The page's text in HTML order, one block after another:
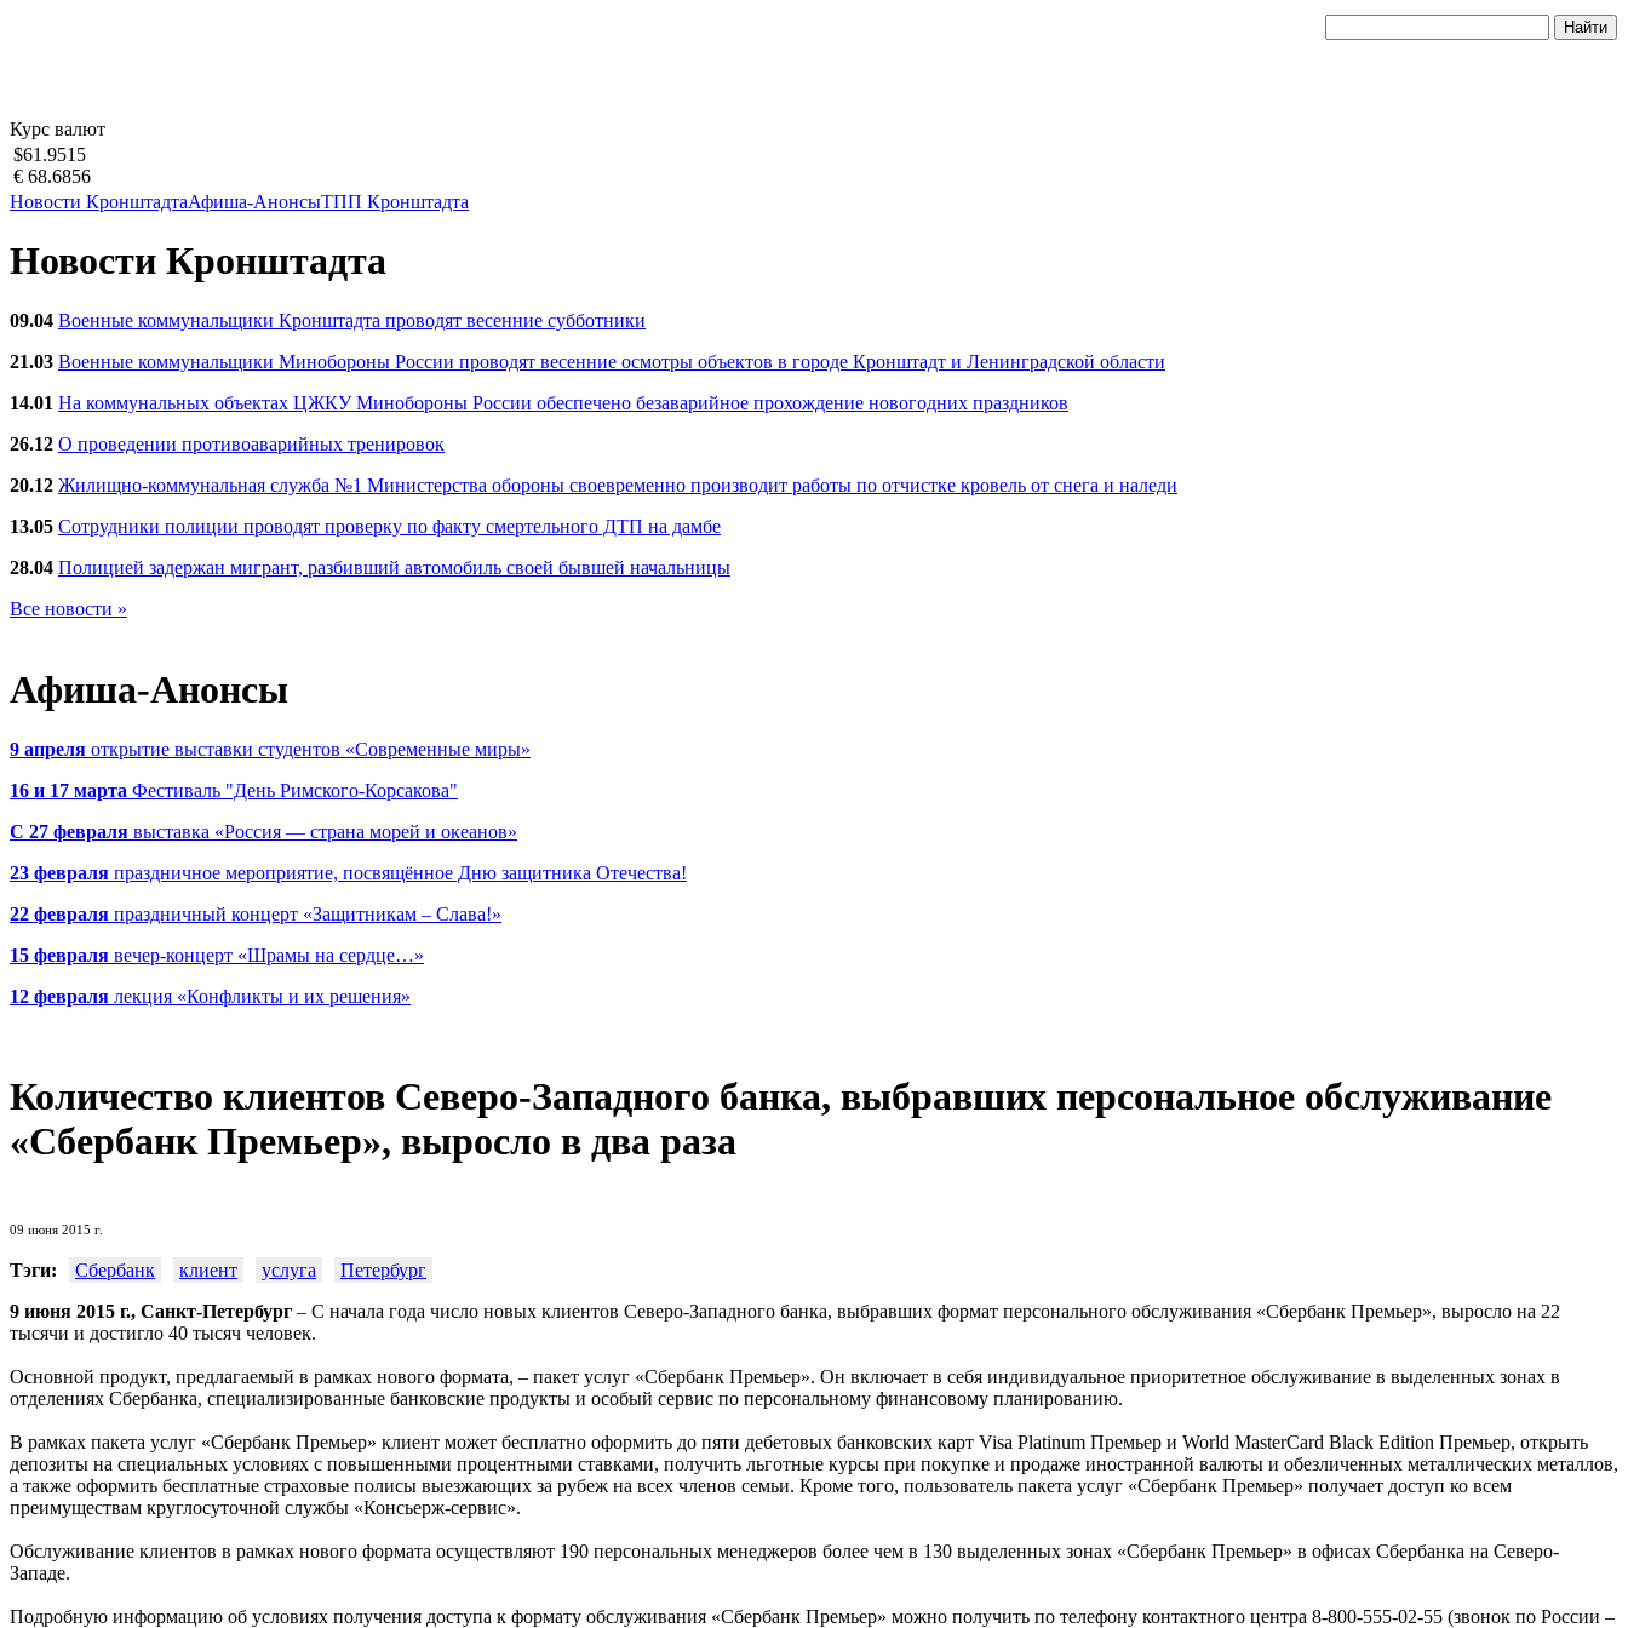
Курс валют
$61.9515
€ 68.6856
Новости КронштадтаАфиша-АнонсыТПП Кронштадта
Новости Кронштадта
09.04 Военные коммунальщики Кронштадта проводят весенние субботники
21.03 Военные коммунальщики Минобороны России проводят весенние осмотры объектов в городе Кронштадт и Ленинградской области
14.01 На коммунальных объектах ЦЖКУ Минобороны России обеспечено безаварийное прохождение новогодних праздников
26.12 О проведении противоаварийных тренировок
20.12 Жилищно-коммунальная служба №1 Министерства обороны своевременно производит работы по отчистке кровель от снега и наледи
13.05 Сотрудники полиции проводят проверку по факту смертельного ДТП на дамбе
28.04 Полицией задержан мигрант, разбивший автомобиль своей бывшей начальницы
Все новости »
Афиша-Анонсы
9 апреля открытие выставки студентов «Современные миры»
16 и 17 марта Фестиваль "День Римского-Корсакова"
С 27 февраля выставка «Россия — страна морей и океанов»
23 февраля праздничное мероприятие, посвящённое Дню защитника Отечества!
22 февраля праздничный концерт «Защитникам – Слава!»
15 февраля вечер-концерт «Шрамы на сердце…»
12 февраля лекция «Конфликты и их решения»
Количество клиентов Северо-Западного банка, выбравших персональное обслуживание
«Сбербанк Премьер», выросло в два раза
09 июня 2015 г.
Тэги: Сбербанк клиент услуга
Петербург
9 июня 2015 г., Санкт-Петербург – С начала года число новых клиентов Северо-Западного банка, выбравших формат персонального обслуживания «Сбербанк Премьер», выросло на 22
тысячи и достигло 40 тысяч человек.
Основной продукт, предлагаемый в рамках нового формата, – пакет услуг «Сбербанк Премьер». Он включает в себя индивидуальное приоритетное обслуживание в выделенных зонах в
отделениях Сбербанка, специализированные банковские продукты и особый сервис по персональному финансовому планированию.
В рамках пакета услуг «Сбербанк Премьер» клиент может бесплатно оформить до пяти дебетовых банковских карт Visa Platinum Премьер и World MasterCard Black Edition Премьер, открыть
депозиты на специальных условиях с повышенными процентными ставками, получить льготные курсы при покупке и продаже иностранной валюты и обезличенных металлических металлов,
а также оформить бесплатные страховые полисы выезжающих за рубеж на всех членов семьи. Кроме того, пользователь пакета услуг «Сбербанк Премьер» получает доступ ко всем
преимуществам круглосуточной службы «Консьерж-сервис».
Обслуживание клиентов в рамках нового формата осуществляют 190 персональных менеджеров более чем в 130 выделенных зонах «Сбербанк Премьер» в офисах Сбербанка на Северо-
Западе.
Подробную информацию об условиях получения доступа к формату обслуживания «Сбербанк Премьер» можно получить по телефону контактного центра 8-800-555-02-55 (звонок по России –